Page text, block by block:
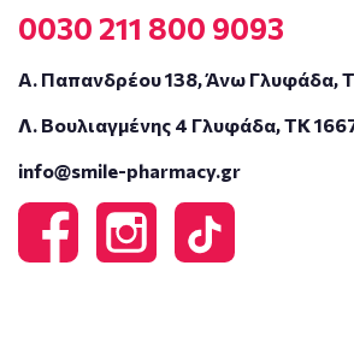
0030 211 800 9093
Α. Παπανδρέου 138, Άνω Γλυφάδα,
Λ. Βουλιαγμένης 4 Γλυφάδα, ΤΚ
info@smile-pharmacy.gr